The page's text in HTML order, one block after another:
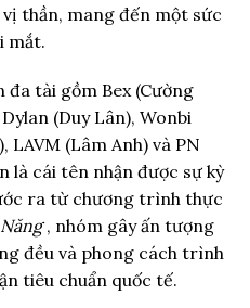
thần, mang đến một sức
mắt.
đa tài gồm Bex (Cường
(Duy Lân), Wonbi
LAVM (Lâm Anh) và PN
là cái tên nhận được sự kỳ
ra từ chương trình thực
, nhóm gây ấn tượng
đều và phong cách trình
tiêu chuẩn quốc tế.